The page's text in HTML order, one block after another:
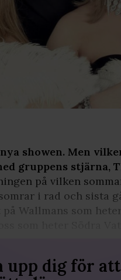
showen. Men
gruppens stjärna,
på vilken
i rad och sista
Wallmans som
upp dig för att